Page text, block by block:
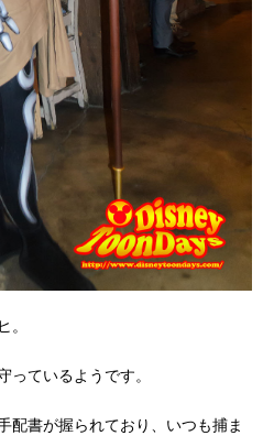
。
っているようです。
配書が握られており、いつも捕ま